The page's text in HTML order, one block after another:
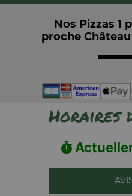
Nos Pizzas 1
proche
Horaires